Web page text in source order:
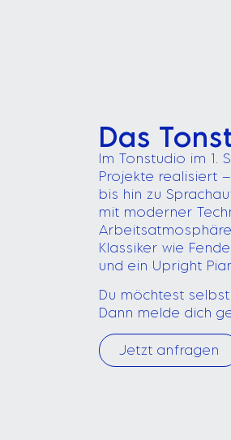
Das
Im Tonstudio im 1.
Projekte realisiert
bis hin zu
mit moderner
Klassiker wie
und ein Upright
Du möchtest
Dann melde dich
Jetzt anfragen